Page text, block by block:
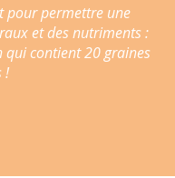
pour permettre une
et des nutriments :
contient 20 graines
!